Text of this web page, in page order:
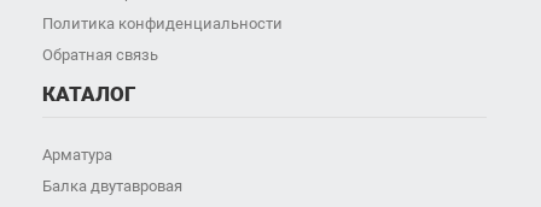
Политика конфиденциальности
Обратная связь
КАТАЛОГ
Арматура
Балка двутавровая